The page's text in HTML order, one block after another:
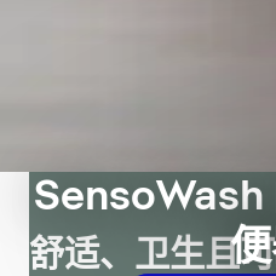
SensoWash
舒适、卫生且